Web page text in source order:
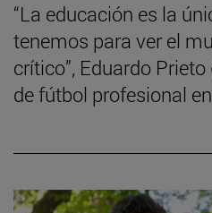
“La educación es la
tenemos para ver el
crítico”, Eduardo Prieto
de fútbol profesional